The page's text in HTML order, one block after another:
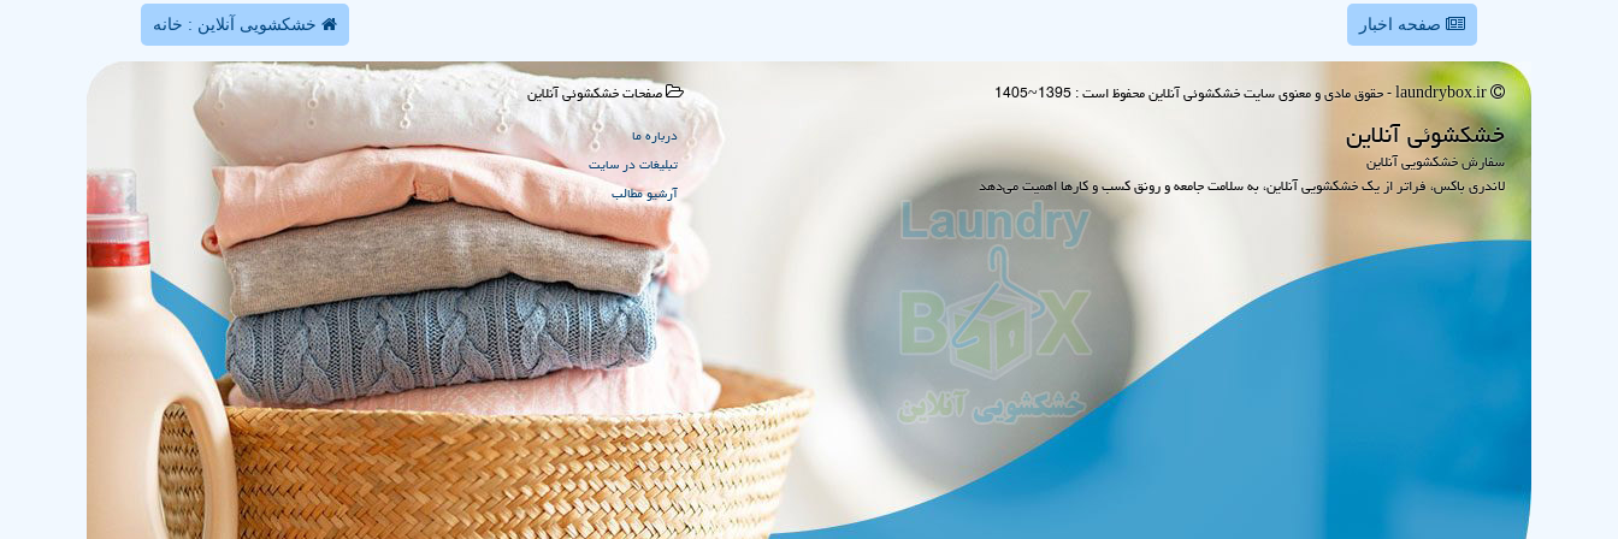
صفحه اخبار خشکشویی آنلاین : خانه
laundrybox.ir - حقوق مادی و معنوی سایت خشكشوئی آنلاین محفوظ است : 1395~1405
خشكشوئی آنلاین
سفارش خشکشویی آنلاین
لاندری باکس، فراتر از یک خشکشویی آنلاین، به سلامت جامعه و رونق کسب و کارها اهمیت می‌دهد
صفحات خشكشوئی آنلاین
درباره ما
تبلیغات در سایت
آرشیو مطالب